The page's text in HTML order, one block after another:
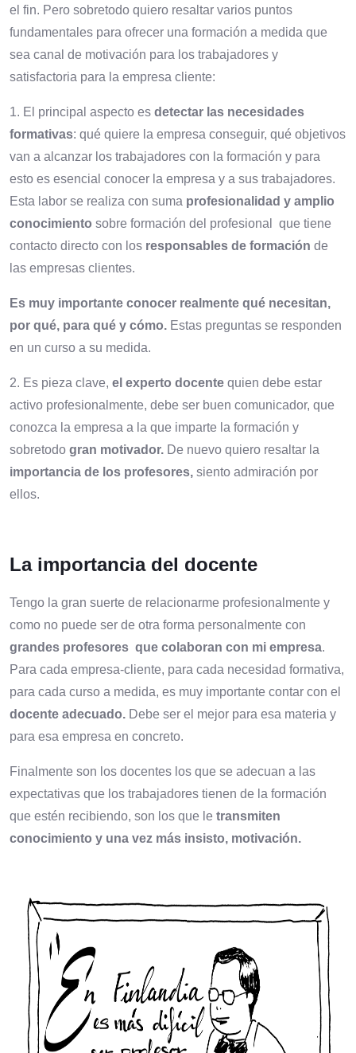
el fin. Pero sobretodo quiero resaltar varios puntos
fundamentales para ofrecer una formación a medida que
sea canal de motivación para los trabajadores y
satisfactoria para la empresa cliente:
1. El principal aspecto es detectar las necesidades
formativas: qué quiere la empresa conseguir, qué objetivos
van a alcanzar los trabajadores con la formación y para
esto es esencial conocer la empresa y a sus trabajadores.
Esta labor se realiza con suma profesionalidad y amplio
conocimiento sobre formación del profesional que tiene
contacto directo con los responsables de formación de
las empresas clientes.
Es muy importante conocer realmente qué necesitan,
por qué, para qué y cómo. Estas preguntas se responden
en un curso a su medida.
2. Es pieza clave, el experto docente quien debe estar
activo profesionalmente, debe ser buen comunicador, que
conozca la empresa a la que imparte la formación y
sobretodo gran motivador. De nuevo quiero resaltar la
importancia de los profesores, siento admiración por
ellos.
La importancia del docente
Tengo la gran suerte de relacionarme profesionalmente y
como no puede ser de otra forma personalmente con
grandes profesores que colaboran con mi empresa.
Para cada empresa-cliente, para cada necesidad formativa,
para cada curso a medida, es muy importante contar con el
docente adecuado. Debe ser el mejor para esa materia y
para esa empresa en concreto.
Finalmente son los docentes los que se adecuan a las
expectativas que los trabajadores tienen de la formación
que estén recibiendo, son los que le transmiten
conocimiento y una vez más insisto, motivación.